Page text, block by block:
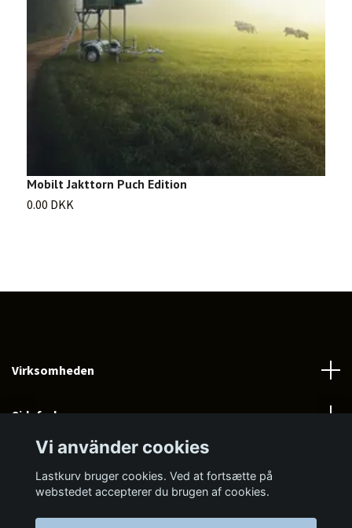
Mobilt Jakttorn Puch Edition
0.00 DKK
Virksomheden
Sidefod menu
Sociale medier
Vi använder cookies
Lastkurv bruger cookies. Ved at fortsætte på
webstedet accepterer du brugen af cookies.